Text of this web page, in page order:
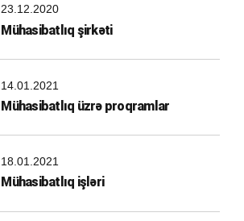
23.12.2020
Mühasibatlıq şirkəti
14.01.2021
Mühasibatlıq üzrə proqramlar
18.01.2021
Mühasibatlıq işləri